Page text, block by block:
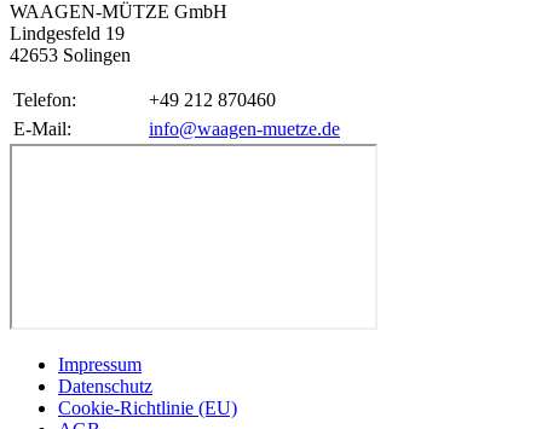
WAAGEN-MÜTZE GmbH
Lindgesfeld 19
42653 Solingen
Telefon:
+49 212 870460
E-Mail:
info@waagen-muetze.de
Impressum
Datenschutz
Cookie-Richtlinie (EU)